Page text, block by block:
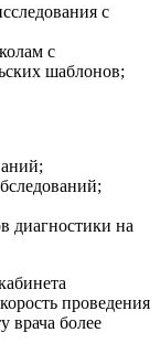
с
с
шаблонов;
диагностики на
проведения
врача более